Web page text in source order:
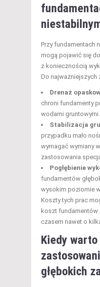
Przy fundamentach
mogą pojawić się
z koniecznością
Do najważniejszych
Drenaż
chroni fundamenty
wodami gruntowymi.
Stabilizacja
przypadku mało
wymagać wymiany
zastosowania
Pogłębienie
fundamentów
wysokim poziomie
Koszty tych prac
koszt fundamentów
czasem nawet o
Kiedy
głębokich